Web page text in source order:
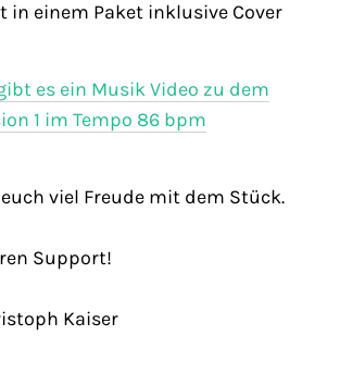
in einem Paket inklusive Cover
es ein Musik Video zu dem
1 im Tempo 86 bpm
viel Freude mit dem Stück.
Support!
Kaiser